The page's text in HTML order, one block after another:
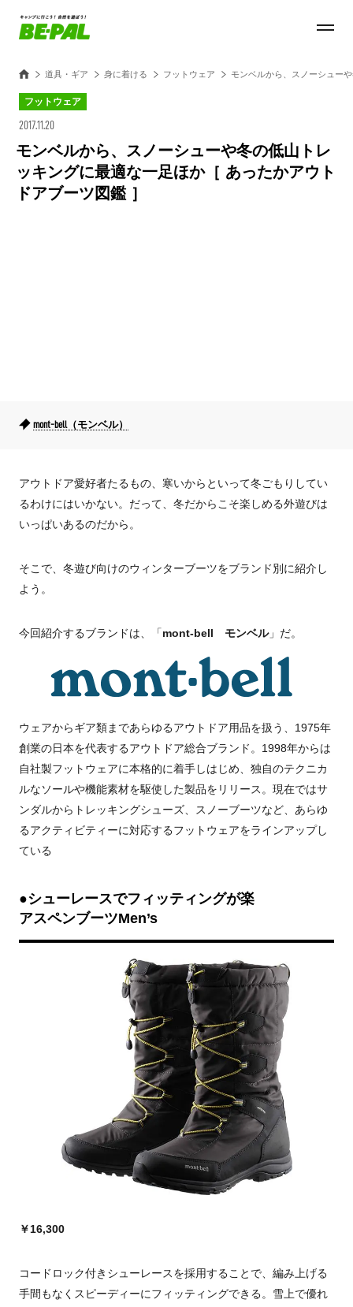
道具・ギア 身に着ける フットウェア モンベルから、スノーシュー
フットウェア
2017.11.20
モンベルから、スノーシューや冬の低山トレ
ッキングに最適な一足ほか［ あったかアウト
ドアブーツ図鑑 ］
mont-bell（モンベル）
アウトドア愛好者たるもの、寒いからといって冬ごもりしてい
るわけにはいかない。だって、冬だからこそ楽しめる外遊びは
いっぱいあるのだから。
そこで、冬遊び向けのウィンターブーツをブランド別に紹介し
よう。
今回紹介するブランドは、「mont-bell モンベル」だ。
ウェアからギア類まであらゆるアウトドア用品を扱う、1975年
創業の日本を代表するアウトドア総合ブランド。1998年からは
自社製フットウェアに本格的に着手しはじめ、独自のテクニカ
ルなソールや機能素材を駆使した製品をリリース。現在ではサ
ンダルからトレッキングシューズ、スノーブーツなど、あらゆ
るアクティビティーに対応するフットウェアをラインアップし
ている
●シューレースでフィッティングが楽
アスペンブーツMen’s
￥16,300
コードロック付きシューレースを採用することで、編み上げる
手間もなくスピーディーにフィッティングできる。雪上で優れ